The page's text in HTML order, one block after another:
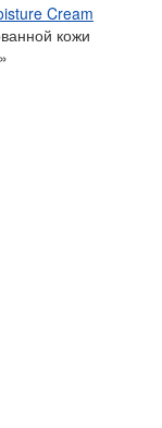
Cream
кожи